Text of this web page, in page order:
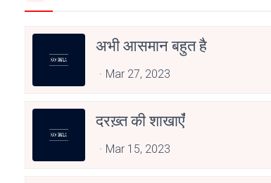
अभी आसमान बहुत है
Mar 27, 2023
दरख़्त की शाखाएंँ
Mar 15, 2023